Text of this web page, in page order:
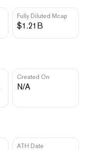
Fully Diluted Mcap
$1.21B
Created On
N/A
ATH Date